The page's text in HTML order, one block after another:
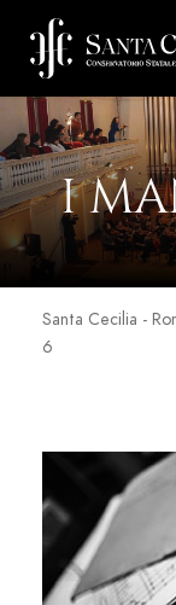
I
Santa Cecilia -
6